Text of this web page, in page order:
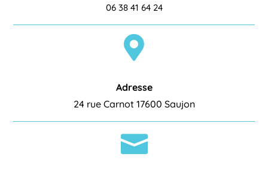
06 38 41 64 24

Adresse
24 rue Carnot 17600 Saujon
